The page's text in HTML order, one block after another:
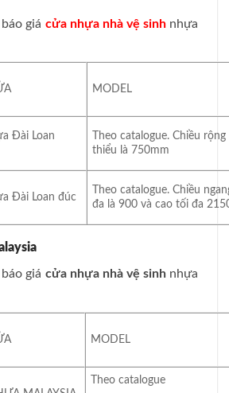
giá cửa nhựa nhà vệ sinhnhựa
MODEL
Đài Loan
Theo catalogue. Chiều
thiểu là 750mm
Đài Loan đúc
Theo catalogue. Chiều
đa là 900 và cao tối đa
giá cửa nhựa nhà vệ sinh nhựa
MODEL
Theo catalogue